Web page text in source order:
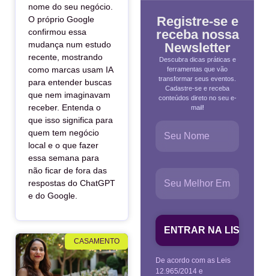
nome do seu negócio.
O próprio Google
confirmou essa
mudança num estudo
recente, mostrando
como marcas usam IA
para entender buscas
que nem imaginavam
receber. Entenda o
que isso significa para
quem tem negócio
local e o que fazer
essa semana para
não ficar de fora das
respostas do ChatGPT
e do Google.
CASAMENTO
Registre-se e
receba nossa
Newsletter
Descubra dicas práticas e
ferramentas que vão
transformar seus eventos.
Cadastre-se e receba
conteúdos direto no seu e-
mail!
De acordo com as Leis
12.965/2014 e